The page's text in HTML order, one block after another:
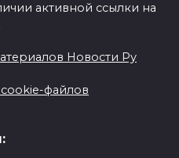
активной ссылки на
Новости Ру
файлов